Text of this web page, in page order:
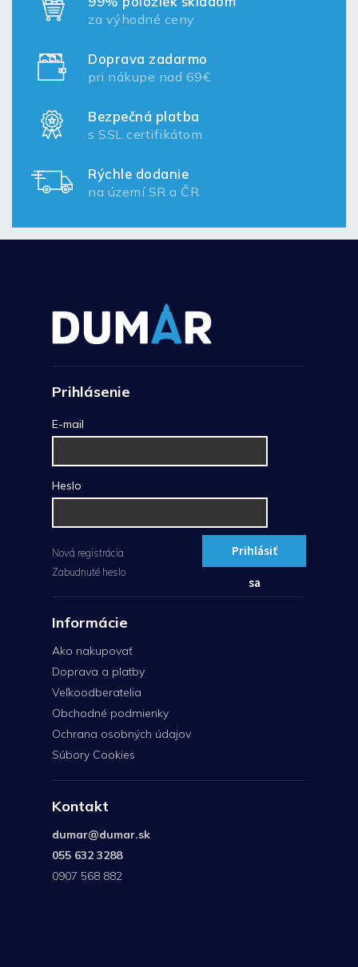
za výhodné ceny
Doprava zadarmo
pri nákupe nad 69€
Bezpečná platba
s SSL certifikátom
Rýchle dodanie
na území SR a ČR
Prihlásenie
E-mail
Heslo
Prihlásiť
sa
Nová registrácia
Zabudnuté heslo
Informácie
Ako nakupovať
Doprava a platby
Veľkoodberatelia
Obchodné podmienky
Ochrana osobných údajov
Súbory Cookies
Kontakt
dumar@dumar.sk
055 632 3288
0907 568 882